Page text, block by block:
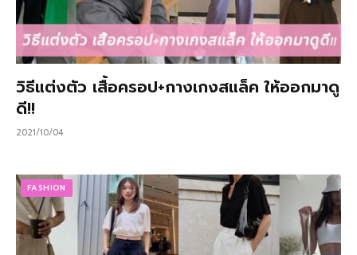
วิธีแต่งตัว เสื้อครอป+กางเกงสแล็ค ให้ออกมาดู
ดี!!
2021/10/04
FASHION